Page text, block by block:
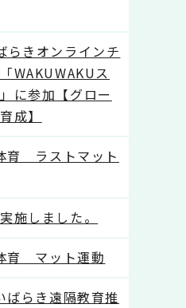
きオンラインチ
WAKUWAKUス
に参加【グロー
成】
ラストマット
施しました。
マット運動
らき遠隔教育推